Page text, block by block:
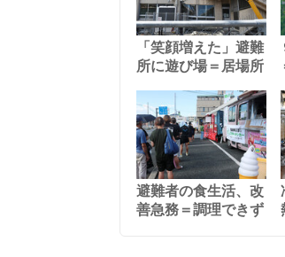
「笑顔増えた」避難
所に遊び場＝居場所
避難者の食生活、改
善急務＝調理できず